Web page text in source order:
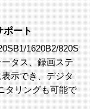
ポート
1620B2/820S
タス、録画ステ
示でき、デジタ
タリングも可能で